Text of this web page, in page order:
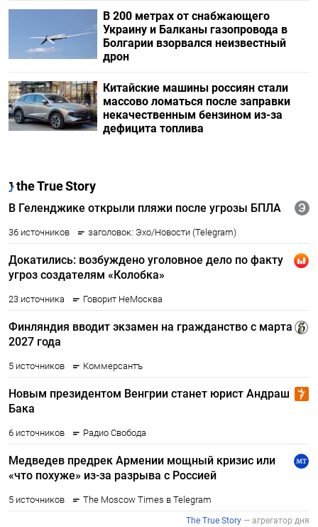
В 200 метрах от снабжающего
Украину и Балканы газопровода в
Болгарии взорвался неизвестный
дрон
Китайские машины россиян стали
массово ломаться после заправки
некачественным бензином из-за
дефицита топлива